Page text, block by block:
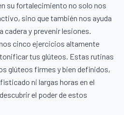
su fortalecimiento no solo nos
sino que también nos ayuda
cadera y prevenir lesiones.
cinco ejercicios altamente
tus glúteos. Estas rutinas
glúteos firmes y bien definidos,
ni largas horas en el
el poder de estos